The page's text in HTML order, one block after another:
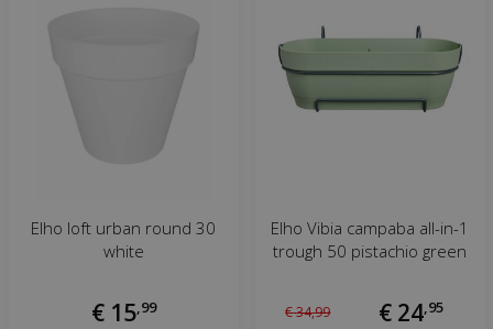
Elho loft urban round 30
white
€ 15 99
Elho Vibia campaba all-in-1
trough 50 pistachio green
€34,99 € 24 95